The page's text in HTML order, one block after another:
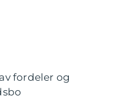
fordeler og